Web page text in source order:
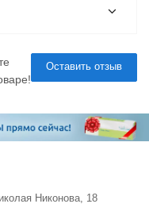
Оставить отзыв
Никонова, 18